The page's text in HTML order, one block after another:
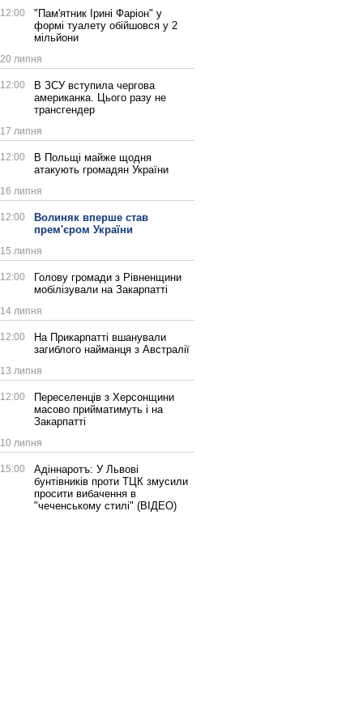
12:00
"Пам'ятник Ірині Фаріон" у
формі туалету обійшовся у 2
мільйони
20 липня
12:00
В ЗСУ вступила чергова
американка. Цього разу не
трансгендер
17 липня
12:00
В Польщі майже щодня
атакують громадян України
16 липня
12:00
Волиняк вперше став
прем'єром України
15 липня
12:00
Голову громади з Рівненщини
мобілізували на Закарпатті
14 липня
12:00
На Прикарпатті вшанували
загиблого найманця з Австралії
13 липня
12:00
Переселенців з Херсонщини
масово прийматимуть і на
Закарпатті
10 липня
15:00
Адіннаротъ: У Львові
бунтівників проти ТЦК змусили
просити вибачення в
"чеченському стилі" (ВІДЕО)